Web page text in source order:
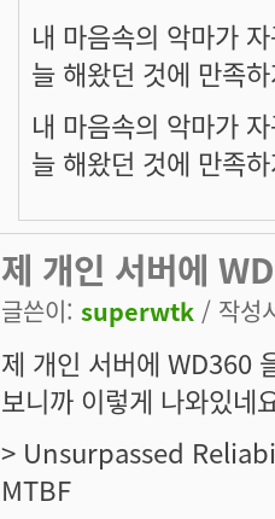
내 마음속의 악마가
늘 해왔던 것에 만족
내 마음속의 악마가
늘 해왔던 것에 만족
제 개인 서버에
글쓴이: superwtk / 작성
제 개인 서버에 WD360
보니까 이렇게 나와있네
> Unsurpassed
MTBF